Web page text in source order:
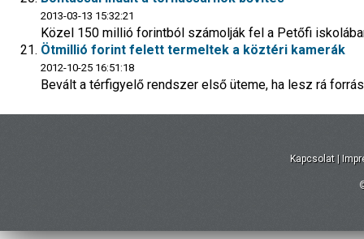
2013-03-13 15:32:21
Közel 150 millió forintból számolják fel a Petőfi
Ötmillió forint felett termeltek a köztéri kamerák
2012-10-25 16:51:18
Bevált a térfigyelő rendszer első üteme, ha lesz rá
Kapcsolat |